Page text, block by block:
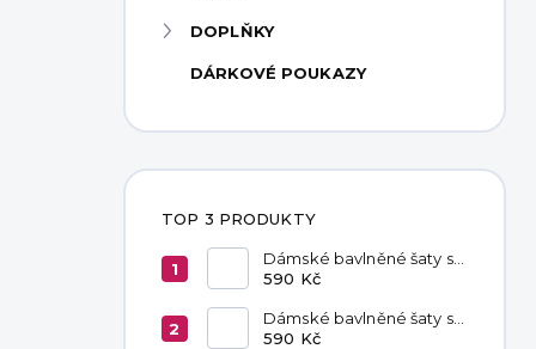
DOPLŇKY
DÁRKOVÉ POUKAZY
TOP 3 PRODUKTY
Dámské bavlněné šaty s
kapsami Red
590 Kč
Dámské bavlněné šaty s
kapsami Chocolate
590 Kč